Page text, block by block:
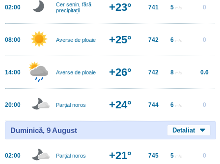
02:00
Cer senin, fără
precipitații
+23° 741 5 m/s 0
08:00 Averse de ploaie +25° 742 6 m/s 0
14:00 Averse de ploaie +26° 742 8 m/s 0.6
20:00 Parțial noros +24° 744 6 m/s 0
Duminică, 9 August Detaliat
02:00 Parțial noros +21° 745 5 m/s 0